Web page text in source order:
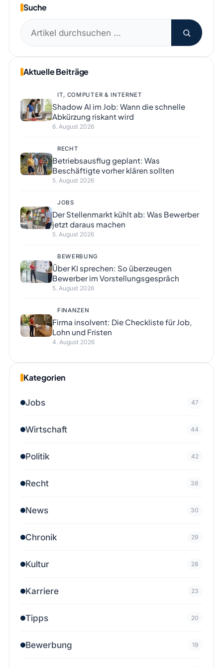
Suche
Suchen
nach:
Aktuelle Beiträge
IT, COMPUTER & INTERNET
Shadow AI im Job: Wann die schnelle
Abkürzung riskant wird
6. August 2026
RECHT
Betriebsausflug geplant: Was
Beschäftigte vorher klären sollten
5. August 2026
JOBS
Der Stellenmarkt kühlt ab: Was Bewerber
jetzt daraus machen
5. August 2026
BEWERBUNG
Über KI sprechen: So überzeugen
Bewerber im Vorstellungsgespräch
5. August 2026
FINANZEN
Firma insolvent: Die Checkliste für Job,
Lohn und Fristen
4. August 2026
Kategorien
Jobs 47
Wirtschaft 44
Politik 42
Recht 38
News 30
Chronik 29
Kultur 28
Karriere 23
Tipps 20
Bewerbung 19